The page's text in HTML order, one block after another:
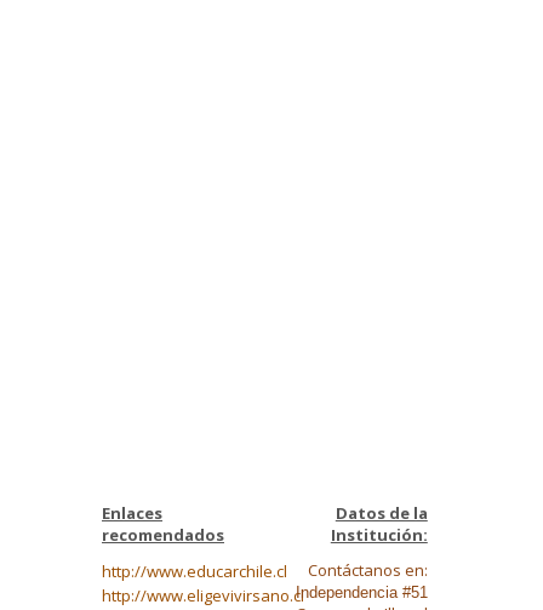
Enlaces
recomendados
http://www.educarchile.cl
http://www.eligevivirsano.cl
Datos de la
Institución:
Contáctanos en:
Independencia #51